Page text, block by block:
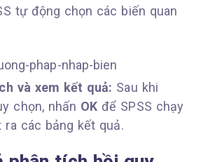
tự động chọn các biến quan
và xem kết quả: Sau khi
chọn, nhấn OK để SPSS chạy
ra các bảng kết quả.